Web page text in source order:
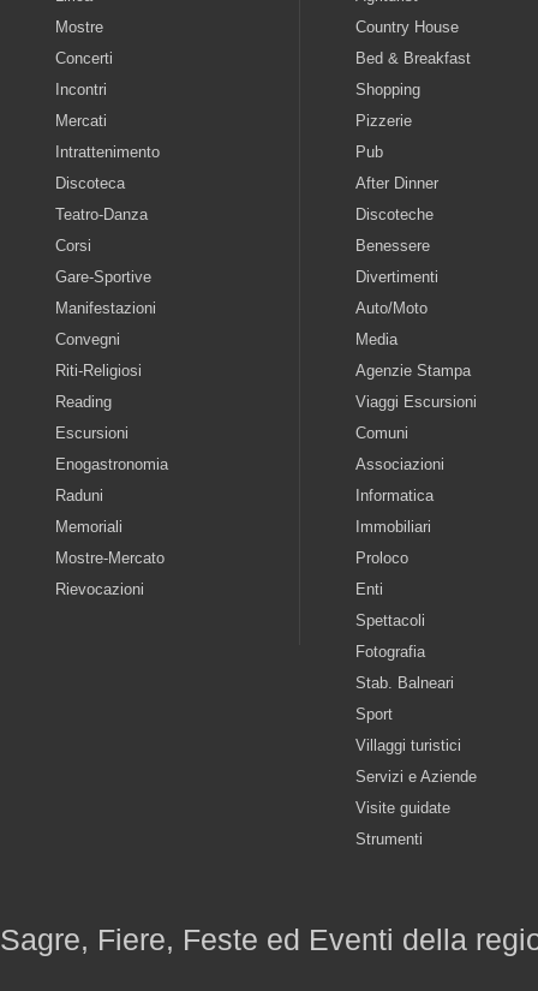
Mostre
Concerti
Incontri
Mercati
Intrattenimento
Discoteca
Teatro-Danza
Corsi
Gare-Sportive
Manifestazioni
Convegni
Riti-Religiosi
Reading
Escursioni
Enogastronomia
Raduni
Memoriali
Mostre-Mercato
Rievocazioni
Country House
Bed & Breakfast
Shopping
Pizzerie
Pub
After Dinner
Discoteche
Benessere
Divertimenti
Auto/Moto
Media
Agenzie Stampa
Viaggi Escursioni
Comuni
Associazioni
Informatica
Immobiliari
Proloco
Enti
Spettacoli
Fotografia
Stab. Balneari
Sport
Villaggi turistici
Servizi e Aziende
Visite guidate
Strumenti
Sagre, Fiere, Feste ed Eventi della